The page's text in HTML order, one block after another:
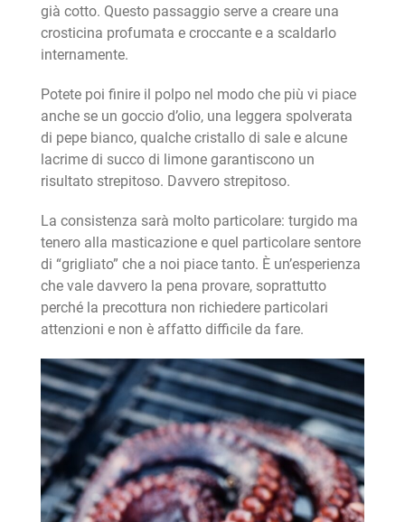
già cotto. Questo passaggio serve a creare una
crosticina profumata e croccante e a scaldarlo
internamente.
Potete poi finire il polpo nel modo che più vi piace
anche se un goccio d’olio, una leggera spolverata
di pepe bianco, qualche cristallo di sale e alcune
lacrime di succo di limone garantiscono un
risultato strepitoso. Davvero strepitoso.
La consistenza sarà molto particolare: turgido ma
tenero alla masticazione e quel particolare sentore
di “grigliato” che a noi piace tanto. È un’esperienza
che vale davvero la pena provare, soprattutto
perché la precottura non richiedere particolari
attenzioni e non è affatto difficile da fare.